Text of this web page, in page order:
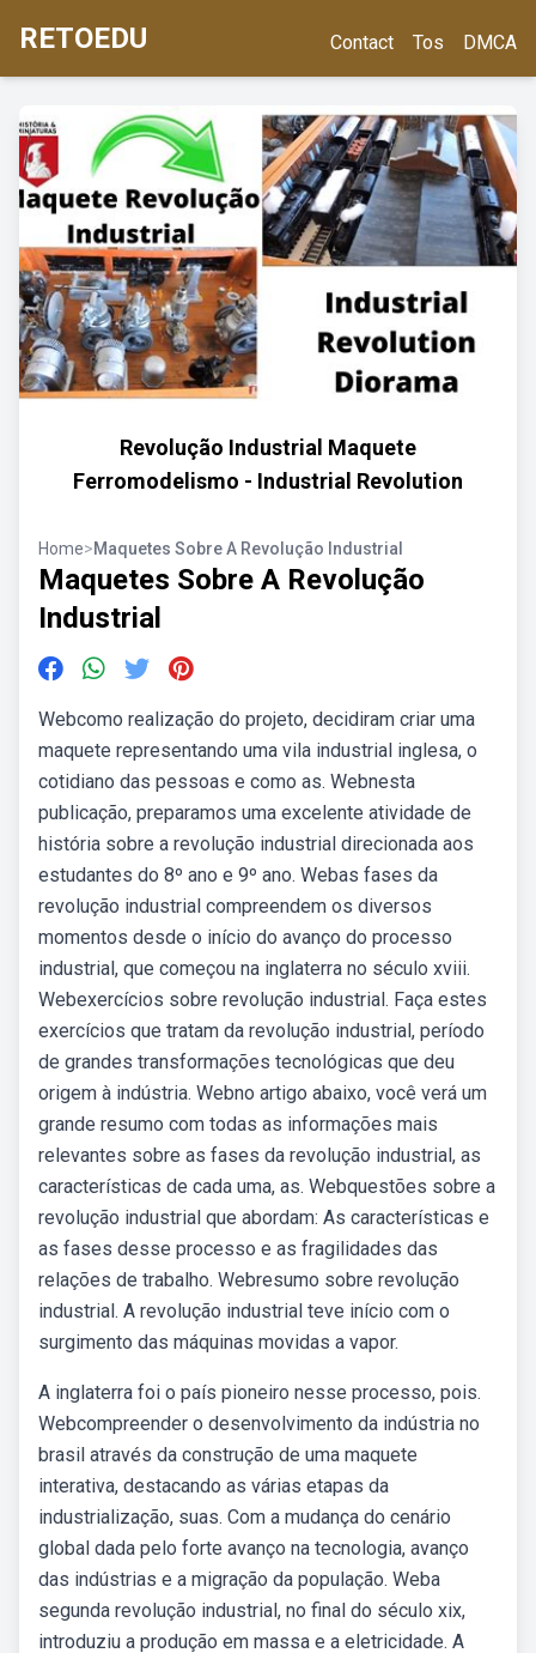
RETOEDU Contact Tos DMCA
Revolução Industrial Maquete
Ferromodelismo - Industrial Revolution
Home>Maquetes Sobre A Revolução Industrial
Maquetes Sobre A Revolução
Industrial
Webcomo realização do projeto, decidiram criar uma
maquete representando uma vila industrial inglesa, o
cotidiano das pessoas e como as. Webnesta
publicação, preparamos uma excelente atividade de
história sobre a revolução industrial direcionada aos
estudantes do 8º ano e 9º ano. Webas fases da
revolução industrial compreendem os diversos
momentos desde o início do avanço do processo
industrial, que começou na inglaterra no século xviii.
Webexercícios sobre revolução industrial. Faça estes
exercícios que tratam da revolução industrial, período
de grandes transformações tecnológicas que deu
origem à indústria. Webno artigo abaixo, você verá um
grande resumo com todas as informações mais
relevantes sobre as fases da revolução industrial, as
características de cada uma, as. Webquestões sobre a
revolução industrial que abordam: As características e
as fases desse processo e as fragilidades das
relações de trabalho. Webresumo sobre revolução
industrial. A revolução industrial teve início com o
surgimento das máquinas movidas a vapor.
A inglaterra foi o país pioneiro nesse processo, pois.
Webcompreender o desenvolvimento da indústria no
brasil através da construção de uma maquete
interativa, destacando as várias etapas da
industrialização, suas. Com a mudança do cenário
global dada pelo forte avanço na tecnologia, avanço
das indústrias e a migração da população. Weba
segunda revolução industrial, no final do século xix,
introduziu a produção em massa e a eletricidade. A